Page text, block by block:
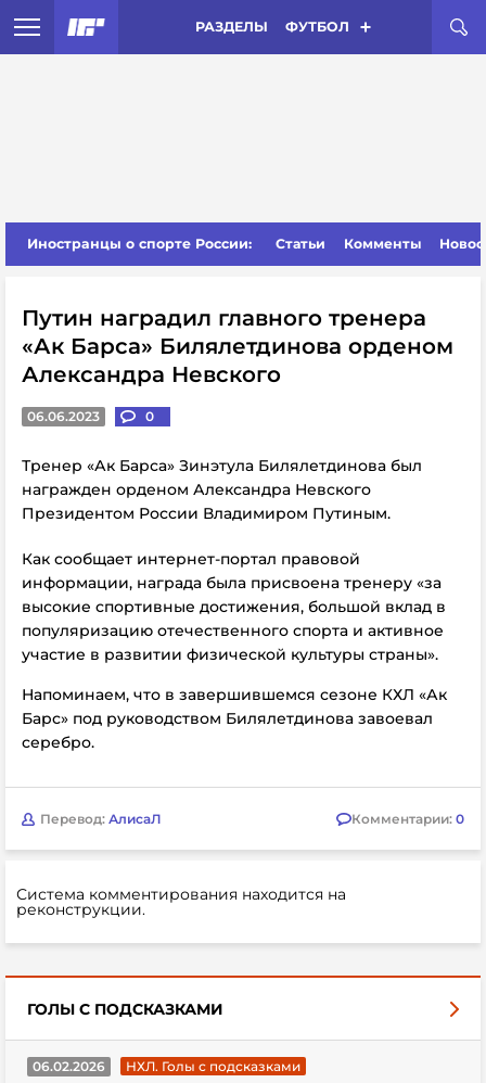
РАЗДЕЛЫ ФУТБОЛ
Иностранцы о спорте России: Статьи Комменты
Путин наградил главного тренера
«Ак Барса» Билялетдинова орденом
Александра Невского
06.06.2023 0
Тренер «Ак Барса» Зинэтула Билялетдинова был
награжден орденом Александра Невского
Президентом России Владимиром Путиным.
Как сообщает интернет-портал правовой
информации, награда была присвоена тренеру «за
высокие спортивные достижения, большой вклад в
популяризацию отечественного спорта и активное
участие в развитии физической культуры страны».
Напоминаем, что в завершившемся сезоне КХЛ «Ак
Барс» под руководством Билялетдинова завоевал
серебро.
Перевод: АлисаЛ Комментарии: 0
Система комментирования находится на
реконструкции.
ГОЛЫ С ПОДСКАЗКАМИ
06.02.2026
НХЛ. Голы с подсказками